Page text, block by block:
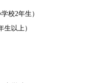
校2年生）
生以上）